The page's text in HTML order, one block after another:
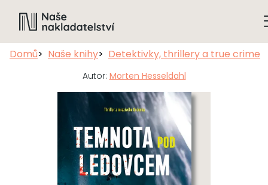
Domů Naše knihy Detektivky, thrillery a true crime
Autor: Morten Hesseldahl